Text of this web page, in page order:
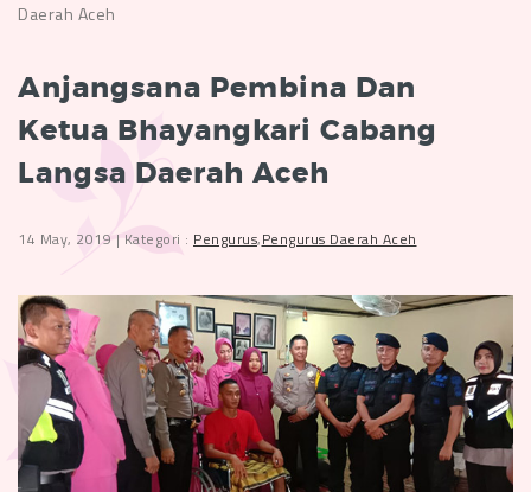
Daerah Aceh
Anjangsana Pembina Dan
Ketua Bhayangkari Cabang
Langsa Daerah Aceh
14 May, 2019 | Kategori : Pengurus,Pengurus Daerah Aceh